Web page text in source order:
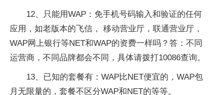
12、只能用WAP：免手机号码输入和验证的任何
应用，如老版本的飞信， 移动营业厅，联通营业厅，
WAP网上银行等NET和WAP的资费一样吗？答：不同
运营商，不同品牌都会不同，具体请拨打10086查询。
13、已知的套餐有：WAP比NET便宜的，WAP包
月无限量的，套餐不区分WAP和NET的等等。